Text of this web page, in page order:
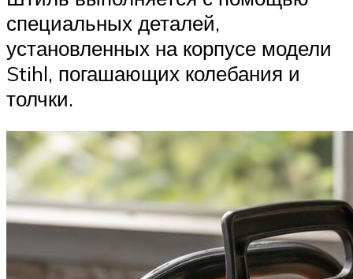
специальных деталей,
установленных на корпусе модели
Stihl, погашающих колебания и
толчки.